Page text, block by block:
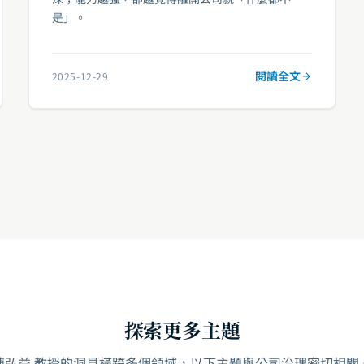
是」。
2025-12-29 閱讀全文
探索更多主題